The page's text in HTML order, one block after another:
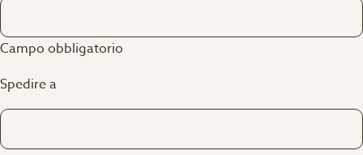
Campo obbligatorio
Spedire a